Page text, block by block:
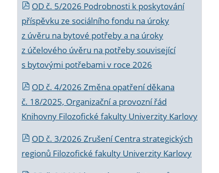
OD č. 5/2026 Podrobnosti k poskytování
příspěvku ze sociálního fondu na úroky
z úvěru na bytové potřeby a na úroky
z účelového úvěru na potřeby související
s bytovými potřebami v roce 2026
OD č. 4/2026 Změna opatření děkana
č. 18/2025, Organizační a provozní řád
Knihovny Filozofické fakulty Univerzity Karlovy
OD č. 3/2026 Zrušení Centra strategických
regionů Filozofické fakulty Univerzity Karlovy